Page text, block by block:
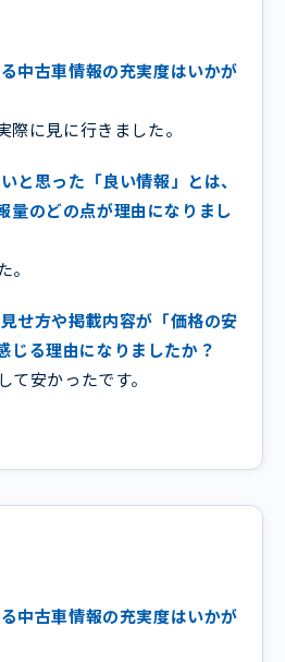
中古車情報の充実度はいかが
際に見に行きました。
と思った「良い情報」とは、
量のどの点が理由になりまし
せ方や掲載内容が「価格の安
じる理由になりましたか？
て安かったです。
中古車情報の充実度はいかが